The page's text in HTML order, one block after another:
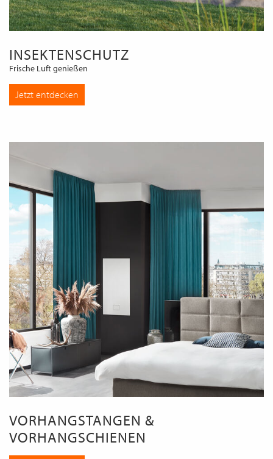
INSEKTENSCHUTZ
Frische Luft genießen
Jetzt entdecken
VORHANGSTANGEN &
VORHANGSCHIENEN